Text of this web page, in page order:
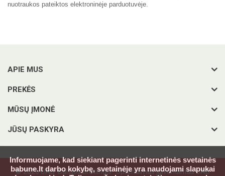
nuotraukos pateiktos elektroninėje parduotuvėje.
APIE MUS
PREKĖS
MŪSŲ ĮMONĖ
JŪSŲ PASKYRA
Informuojame, kad siekiant pagerinti internetinės svetainės
babune.lt darbo kokybę, svetainėje yra naudojami slapukai
© 2026 UAB 'Baltijos bretlingis'. Sprendimas įgivendintas UAB